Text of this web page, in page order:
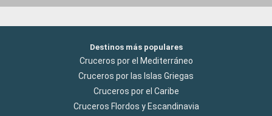
Destinos más populares
Cruceros por el Mediterráneo
Cruceros por las Islas Griegas
Cruceros por el Caribe
Cruceros Flordos y Escandinavia